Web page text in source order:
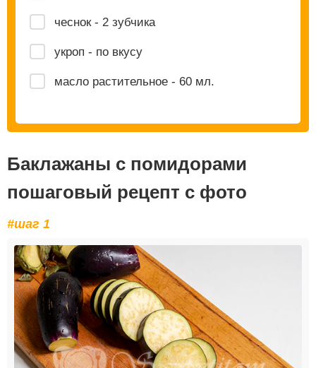
чеснок - 2 зубчика
укроп - по вкусу
масло растительное - 60 мл.
Баклажаны с помидорами
пошаговый рецепт с фото
#шаг 1